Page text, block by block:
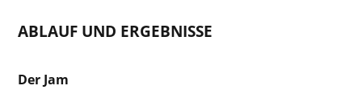
ABLAUF UND ERGEBNISSE
Der Jam